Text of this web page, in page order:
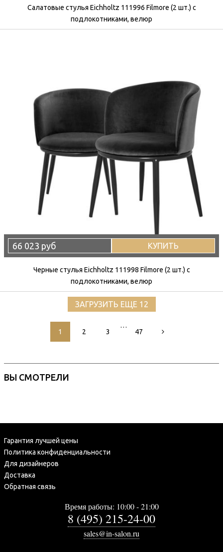
Салатовые стулья Eichholtz 111996 Filmore (2 шт.) с
подлокотниками, велюр
66 023 руб КУПИТЬ
Черные стулья Eichholtz 111998 Filmore (2 шт.) с
подлокотниками, велюр
ЗАГРУЗИТЬ ЕЩЕ 12
1 2 3
…
47
ВЫ СМОТРЕЛИ
Гарантия лучшей цены
Политика конфиденциальности
Для дизайнеров
Доставка
Обратная связь
Время работы: 10:00 - 21:00
8 (495) 215-24-00
sales@in-salon.ru